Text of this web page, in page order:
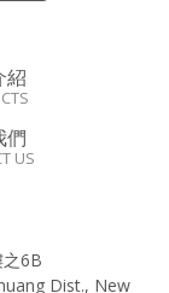
紹
們
US
6B
Dist., New